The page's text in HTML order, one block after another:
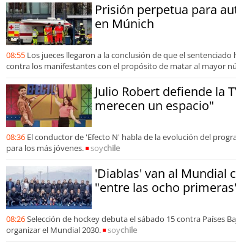
Prisión perpetua para
en Múnich
08:55 Los jueces llegaron a la conclusión de que el
contra los manifestantes con el propósito de matar al mayor
Julio Robert defiende la
merecen un espacio"
08:36 El conductor de 'Efecto N' habla de la evolución del
para los más jóvenes.
soychile
'Diablas' van al Mundial
"entre las ocho
08:26Selección de hockey debuta el sábado 15 contra Países
organizar el Mundial 2030.
soychile